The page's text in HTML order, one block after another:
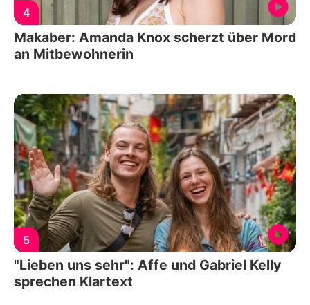
4
Makaber: Amanda Knox scherzt über Mord
an Mitbewohnerin
5
"Lieben uns sehr": Affe und Gabriel Kelly
sprechen Klartext